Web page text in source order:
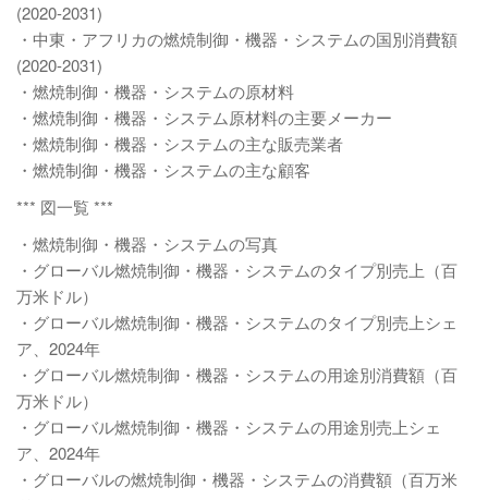
(2020-2031)
・中東・アフリカの燃焼制御・機器・システムの国別消費額
(2020-2031)
・燃焼制御・機器・システムの原材料
・燃焼制御・機器・システム原材料の主要メーカー
・燃焼制御・機器・システムの主な販売業者
・燃焼制御・機器・システムの主な顧客
*** 図一覧 ***
・燃焼制御・機器・システムの写真
・グローバル燃焼制御・機器・システムのタイプ別売上（百
万米ドル）
・グローバル燃焼制御・機器・システムのタイプ別売上シェ
ア、2024年
・グローバル燃焼制御・機器・システムの用途別消費額（百
万米ドル）
・グローバル燃焼制御・機器・システムの用途別売上シェ
ア、2024年
・グローバルの燃焼制御・機器・システムの消費額（百万米